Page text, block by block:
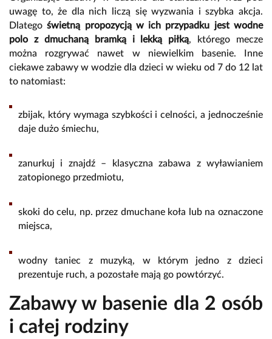
uwagę to, że dla nich liczą się wyzwania i szybka akcja.
Dlategoświetną propozycją w ich przypadku jest wodne
polo z dmuchaną bramką i lekką piłką, którego mecze
można rozgrywać nawet w niewielkim basenie. Inne
ciekawe zabawy w wodzie dla dzieci w wieku od 7 do 12 lat
to natomiast:
zbijak, który wymaga szybkości i celności, a jednocześnie
daje dużo śmiechu,
zanurkuj i znajdź – klasyczna zabawa z wyławianiem
zatopionego przedmiotu,
skoki do celu, np. przez dmuchane koła lub na oznaczone
miejsca,
wodny taniec z muzyką, w którym jedno z dzieci
prezentuje ruch, a pozostałe mają go powtórzyć.
Zabawy w basenie dla 2 osób
i całej rodziny